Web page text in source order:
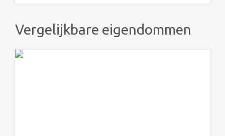
Vergelijkbare eigendommen